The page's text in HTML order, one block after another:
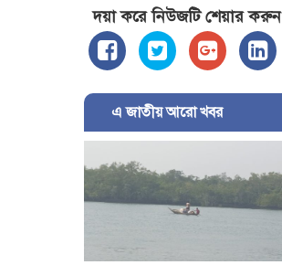
দয়া করে নিউজটি শেয়ার করুন
এ জাতীয় আরো খবর